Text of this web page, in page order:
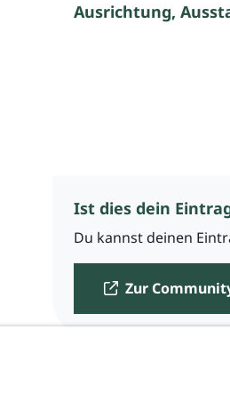
Ausrichtung,
Ist dies dein
Du kannst deinen
Zur